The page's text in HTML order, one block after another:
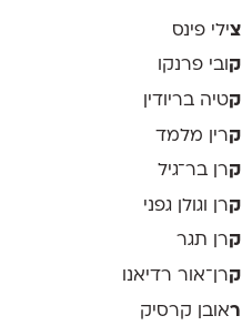
צילי פינס
קובי פרנקו
קטיה בריודין
קרין מלמד
קרן בר־גיל
קרן וגולן גפני
קרן תגר
קרן־אור רדיאנו
ראובן קרסיק